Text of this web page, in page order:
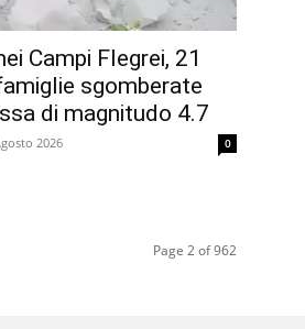
Campi Flegrei, 21
sgomberate
di magnitudo 4.7
2026 0
Page 2 of 962